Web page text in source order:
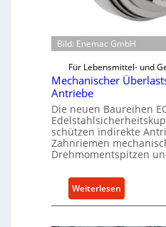
Bild: Enemac GmbH
Für Lebensmittel- und
Mechanischer
Antriebe
Die neuen Baureihen
schützen indirekte
Zahnriemen
Drehmomentspitzen
Weiterlesen:
M